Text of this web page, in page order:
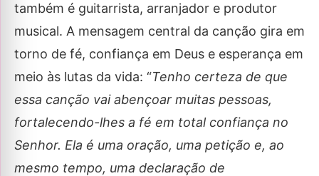
também é guitarrista, arranjador e produtor
musical. A mensagem central da canção gira em
torno de fé, confiança em Deus e esperança em
meio às lutas da vida: “Tenho certeza de que
essa canção vai abençoar muitas pessoas,
fortalecendo-lhes a fé em total confiança no
Senhor. Ela é uma oração, uma petição e, ao
mesmo tempo, uma declaração de